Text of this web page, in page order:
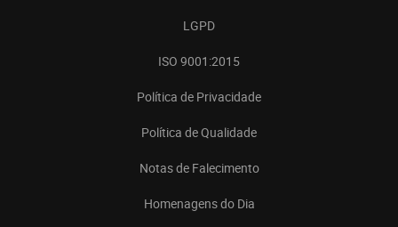
LGPD
ISO 9001:2015
Política de Privacidade
Política de Qualidade
Notas de Falecimento
Homenagens do Dia